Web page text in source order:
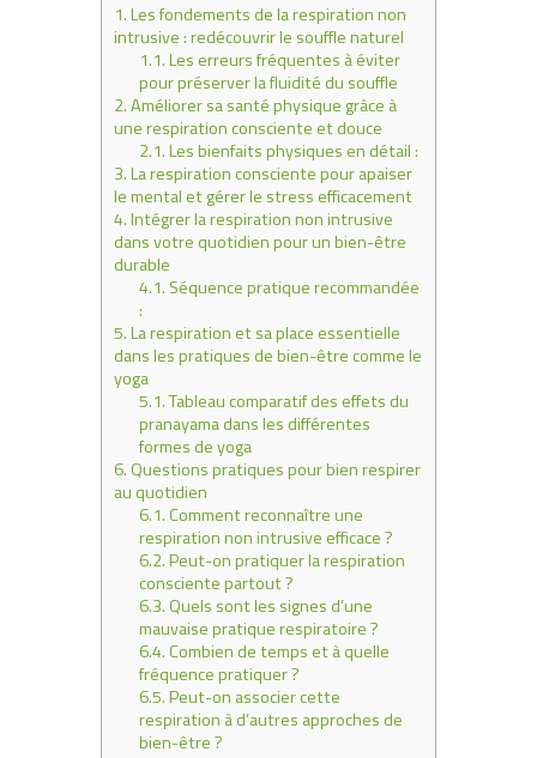
1.Les fondements de la respiration non
intrusive : redécouvrir le souffle naturel
1.1.Les erreurs fréquentes à éviter
pour préserver la fluidité du souffle
2.Améliorer sa santé physique grâce à
une respiration consciente et douce
2.1.Les bienfaits physiques en détail :
3.La respiration consciente pour apaiser
le mental et gérer le stress efficacement
4.Intégrer la respiration non intrusive
dans votre quotidien pour un bien-être
durable
4.1. Séquence pratique recommandée
:
5.La respiration et sa place essentielle
dans les pratiques de bien-être comme le
yoga
5.1.Tableau comparatif des effets du
pranayama dans les différentes
formes de yoga
6.Questions pratiques pour bien respirer
au quotidien
6.1.Comment reconnaître une
respiration non intrusive efficace ?
6.2.Peut-on pratiquer la respiration
consciente partout ?
6.3.Quels sont les signes d’une
mauvaise pratique respiratoire ?
6.4.Combien de temps et à quelle
fréquence pratiquer ?
6.5.Peut-on associer cette
respiration à d’autres approches de
bien-être ?